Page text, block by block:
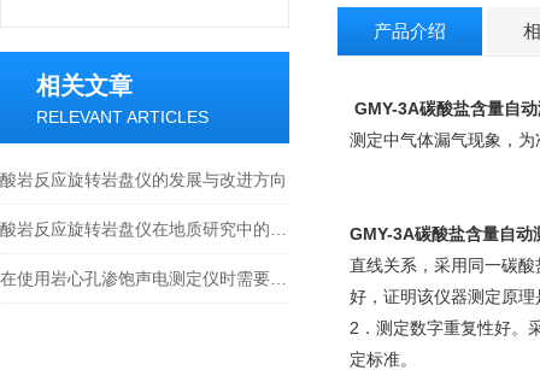
相关文章
RELEVANT ARTICLES
酸岩反应旋转岩盘仪的发展与改进方向
产品介绍
GMY-3A碳酸盐含量自
测定中气体漏气现象，
GMY-3A碳酸盐含量自动
直线关系，采用同一碳
好，证明该仪器测定原理
2． 测定数字重复性好。
定标准。